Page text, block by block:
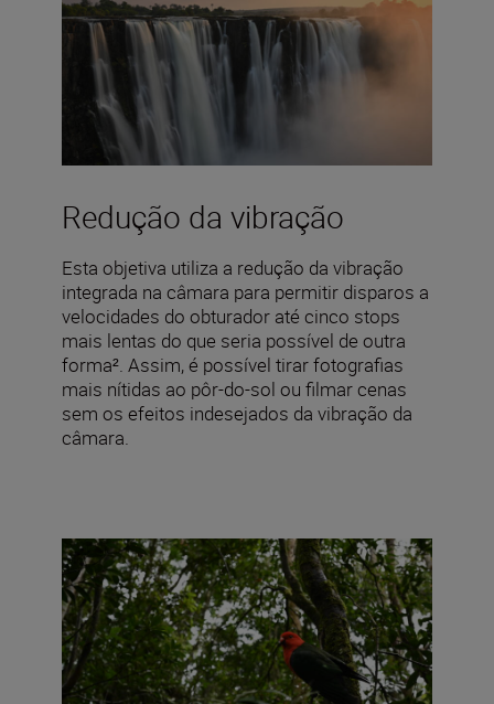
Redução da vibração
Esta objetiva utiliza a redução da vibração
integrada na câmara para permitir disparos a
velocidades do obturador até cinco stops
mais lentas do que seria possível de outra
forma². Assim, é possível tirar fotografias
mais nítidas ao pôr-do-sol ou filmar cenas
sem os efeitos indesejados da vibração da
câmara.